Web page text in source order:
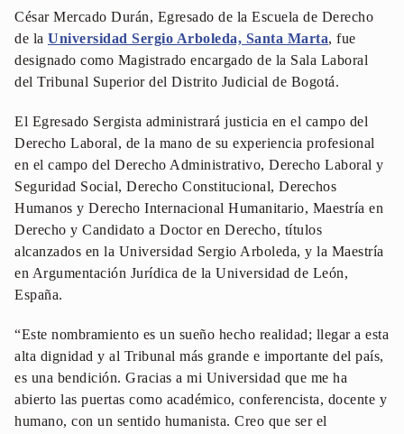
César Mercado Durán, Egresado de la Escuela de Derecho
de la Universidad Sergio Arboleda, Santa Marta, fue
designado como Magistrado encargado de la Sala Laboral
del Tribunal Superior del Distrito Judicial de Bogotá.
El Egresado Sergista administrará justicia en el campo del
Derecho Laboral, de la mano de su experiencia profesional
en el campo del Derecho Administrativo, Derecho Laboral y
Seguridad Social, Derecho Constitucional, Derechos
Humanos y Derecho Internacional Humanitario, Maestría en
Derecho y Candidato a Doctor en Derecho, títulos
alcanzados en la Universidad Sergio Arboleda, y la Maestría
en Argumentación Jurídica de la Universidad de León,
España.
“Este nombramiento es un sueño hecho realidad; llegar a esta
alta dignidad y al Tribunal más grande e importante del país,
es una bendición. Gracias a mi Universidad que me ha
abierto las puertas como académico, conferencista, docente y
humano, con un sentido humanista. Creo que ser el